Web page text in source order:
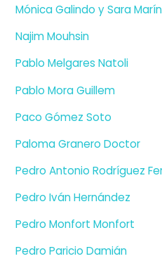
Mónica Galindo y Sara Marín
Najim Mouhsin
Pablo Melgares Natoli
Pablo Mora Guillem
Paco Gómez Soto
Paloma Granero Doctor
Pedro Antonio Rodríguez
Pedro Iván Hernández
Pedro Monfort Monfort
Pedro Paricio Damián